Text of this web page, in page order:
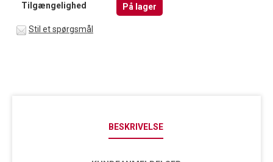
Tilgængelighed
På lager
Stil et spørgsmål
BESKRIVELSE